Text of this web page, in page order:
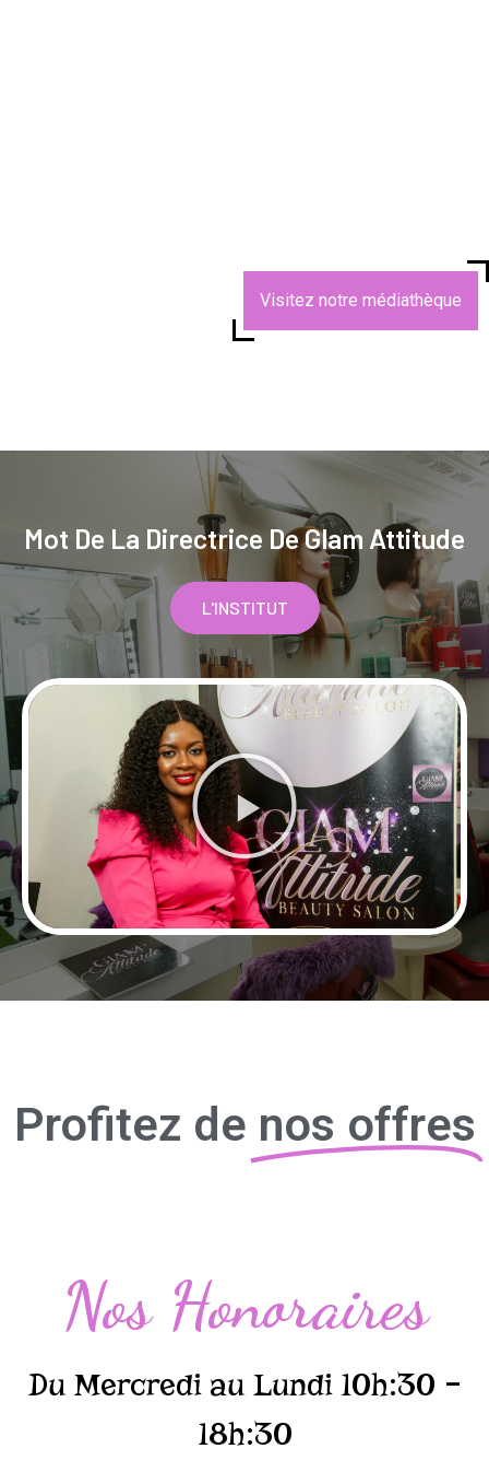
Visitez notre médiathèque
Mot De La Directrice De Glam Attitude
L'INSTITUT
Profitez de nos offres
Nos Honoraires
Du Mercredi au Lundi 10h:30 –
18h:30